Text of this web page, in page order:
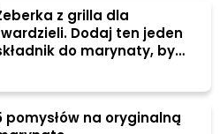
z grilla dla
Dodaj ten jeden
do marynaty, by
pomysłów na oryginalną